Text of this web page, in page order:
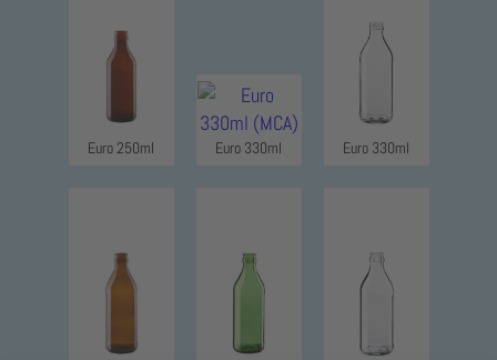
Euro 250ml Euro 330ml Euro 330ml